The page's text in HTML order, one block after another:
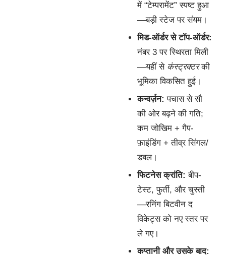
में “टेम्परामेंट” स्पष्ट हुआ
—बड़ी स्टेज पर संयम।
मिड-ऑर्डर से टॉप-ऑर्डर:
नंबर 3 पर स्थिरता मिली
—यहीं से कंस्ट्रक्टरकी
भूमिका विकसित हुई।
कन्वर्ज़न: पचास से सौ
की ओर बढ़ने की गति;
कम जोखिम + गैप-
फ़ाइंडिंग + तीव्र सिंगल/
डबल।
फिटनेस क्रांति: बीप-
टेस्ट, फुर्ती, और चुस्ती
—रनिंग बिटवीन द
विकेट्स को नए स्तर पर
ले गए।
कप्तानी और उसके बाद: